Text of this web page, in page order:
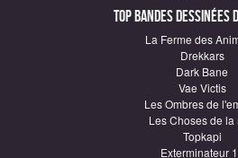
Top Bandes Dessinées
La Ferme des
Drekkars
Dark Bane
Vae Victis
Les Ombres de
Les Choses de la
Topkapi
Exterminateur